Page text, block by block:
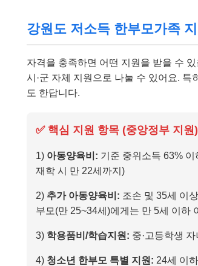
강원도 저소득 한부모가족
자격을 충족하면 어떤 지원을 받을 수
시·군 자체 지원으로 나눌 수 있어요.
도 한답니다.
✅ 핵심 지원 항목 (중앙정부 지원)
1) 아동양육비: 기준 중위소득 63%
재학 시 만 22세까지)
2) 추가 아동양육비: 조손 및 35세 이
부모(만 25~34세)에게는 만 5세 이하
3) 학용품비/학습지원: 중·고등학생
4) 청소년 한부모 특별 지원: 24세 이